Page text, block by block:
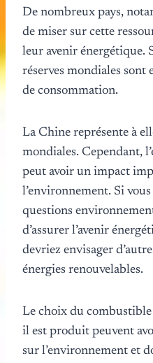
De nombreux pays,
de miser sur cette
leur avenir énergétique.
réserves mondiales sont
de consommation.
La Chine représente à
mondiales. Cependant,
peut avoir un impact
l’environnement. Si
questions
d’assurer l’avenir
devriez envisager
énergies renouvelables.
Le choix du
il est produit peuvent
sur l’environnement et